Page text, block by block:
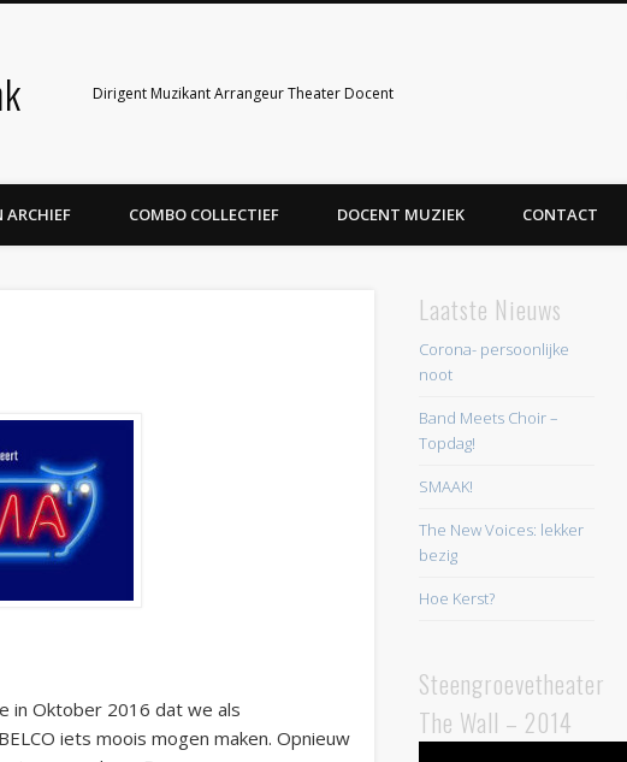
Dirigent Muzikant Arrangeur Theater Docent
ARCHIEF COMBO COLLECTIEF DOCENT MUZIEK CONTACT
in Oktober 2016 dat we als
iets moois mogen maken. Opnieuw
Laatste Nieuws
Corona- persoonlijke
noot
Band Meets Choir –
Topdag!
SMAAK!
The New Voices: lekker
bezig
Hoe Kerst?
Steengroevetheater
The Wall – 2014